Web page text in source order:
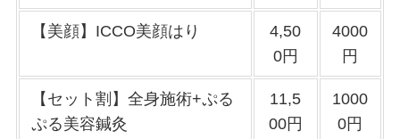
【美顔】ICCO美顔はり
4,50
0円
4000
円
【セット割】全身施術+ぷる
ぷる美容鍼灸
11,5
00円
1000
0円